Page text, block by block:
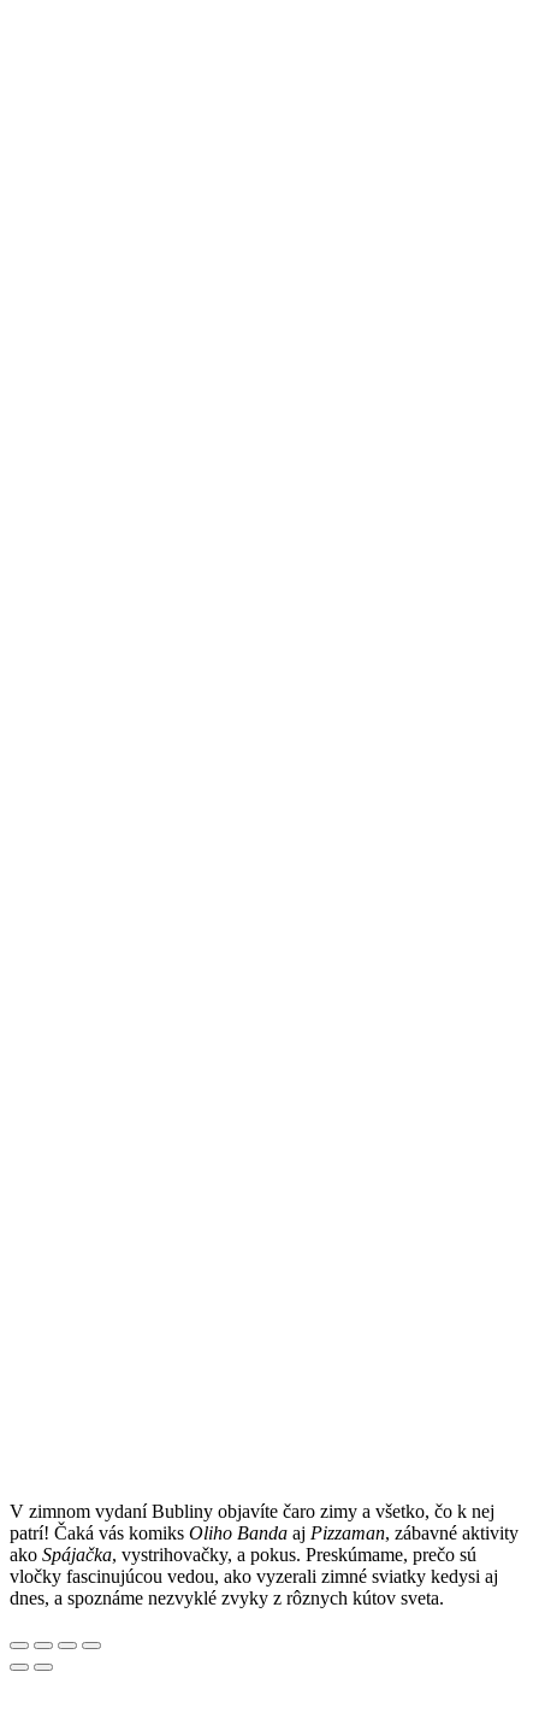
V zimnom vydaní Bubliny objavíte čaro zimy a všetko, čo k nej
patrí! Čaká vás komiks Oliho Banda aj Pizzaman, zábavné aktivity
ako Spájačka, vystrihovačky, a pokus. Preskúmame, prečo sú
vločky fascinujúcou vedou, ako vyzerali zimné sviatky kedysi aj
dnes, a spoznáme nezvyklé zvyky z rôznych kútov sveta.